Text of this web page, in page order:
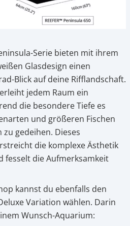
Serie bieten mit ihrem
Glasdesign einen
Blick auf deine Rifflandschaft.
jedem Raum ein
die besondere Tiefe es
und größeren Fischen
gedeihen. Dieses
die komplexe Ästhetik
fesselt die Aufmerksamkeit
kannst du ebenfalls den
Variation wählen. Darin
Wunsch-Aquarium: